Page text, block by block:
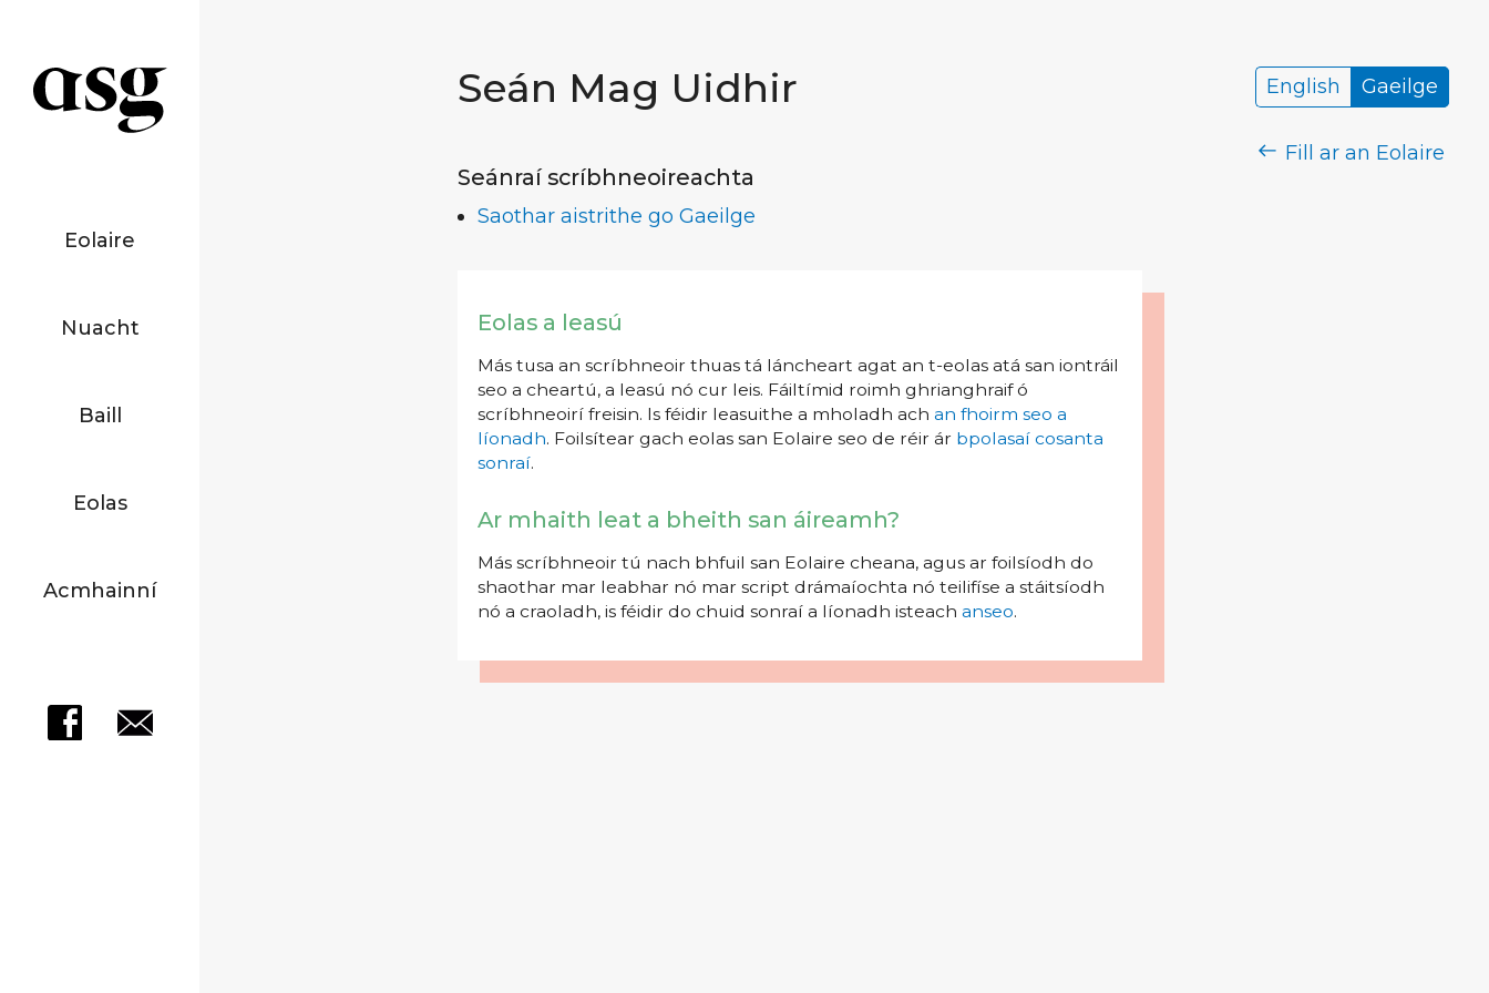
Eolaire
Nuacht
Baill
Eolas
Acmhainní
Seán Mag Uidhir English Gaeilge
Fill ar an Eolaire
Seánraí scríbhneoireachta
Saothar aistrithe go Gaeilge
Eolas a leasú
Más tusa an scríbhneoir thuas tá láncheart agat an t-eolas atá san iontráil
seo a cheartú, a leasú nó cur leis. Fáiltímid roimh ghrianghraif ó
scríbhneoirí freisin. Is féidir leasuithe a mholadh ach an fhoirm seo a
líonadh. Foilsítear gach eolas san Eolaire seo de réir ár bpolasaí cosanta
sonraí.
Ar mhaith leat a bheith san áireamh?
Más scríbhneoir tú nach bhfuil san Eolaire cheana, agus ar foilsíodh do
shaothar mar leabhar nó mar script drámaíochta nó teilifíse a stáitsíodh
nó a craoladh, is féidir do chuid sonraí a líonadh isteach anseo.